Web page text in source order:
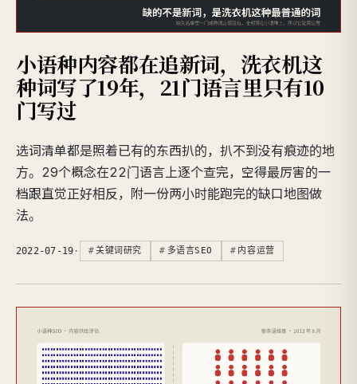
小语种内容都在追新词，洗衣机这
种词写了19年，21门语言里只有10
门写过
选词清单都是照着已有的东西扒的，扒不到没有痕迹的地
方。29个概念在22门语言上逐个查完，空得最厉害的一
档跟直觉正好相反，附一份两小时能跑完的缺口地图做
法。
2022-07-19 · 关键词研究 多语言SEO 内容运营